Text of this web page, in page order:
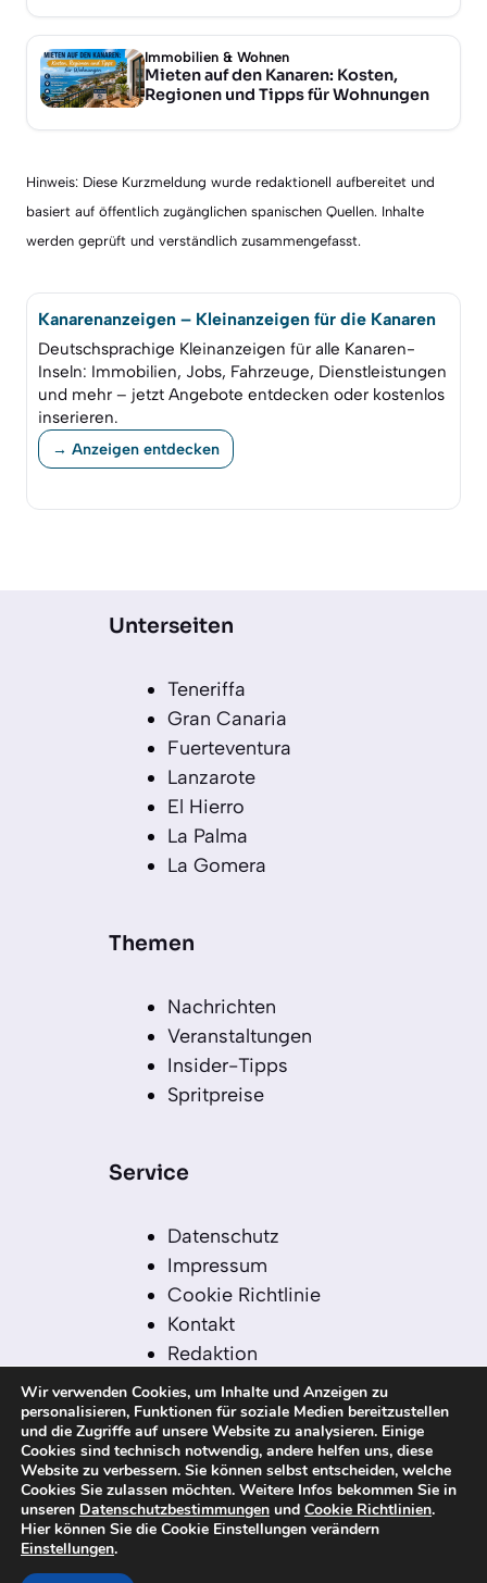
Immobilien & Wohnen
Mieten auf den Kanaren: Kosten,
Regionen und Tipps für Wohnungen
Hinweis: Diese Kurzmeldung wurde redaktionell aufbereitet und
basiert auf öffentlich zugänglichen spanischen Quellen. Inhalte
werden geprüft und verständlich zusammengefasst.
Kanarenanzeigen – Kleinanzeigen für die Kanaren
Deutschsprachige Kleinanzeigen für alle Kanaren-
Inseln: Immobilien, Jobs, Fahrzeuge, Dienstleistungen
und mehr – jetzt Angebote entdecken oder kostenlos
inserieren.
→ Anzeigen entdecken
Unterseiten
Teneriffa
Gran Canaria
Fuerteventura
Lanzarote
El Hierro
La Palma
La Gomera
Themen
Nachrichten
Veranstaltungen
Insider-Tipps
Spritpreise
Service
Datenschutz
Impressum
Cookie Richtlinie
Kontakt
Redaktion
Redaktionelle Leitlinien
Sitemap
Einsatz von KI in der
Redaktion
© 2026 kanaren-nachrichten.com – Alle
Wir verwenden Cookies, um Inhalte und Anzeigen zu
personalisieren, Funktionen für soziale Medien bereitzustellen
und die Zugriffe auf unsere Website zu analysieren. Einige
Cookies sind technisch notwendig, andere helfen uns, diese
Website zu verbessern. Sie können selbst entscheiden, welche
Cookies Sie zulassen möchten. Weitere Infos bekommen Sie in
unseren Datenschutzbestimmungen und Cookie Richtlinien.
Hier können Sie die Cookie Einstellungen verändern
Einstellungen.